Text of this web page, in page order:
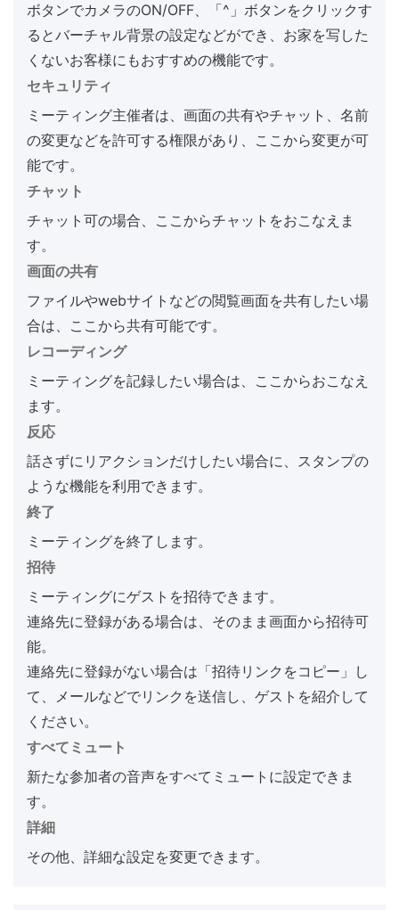
ボタンでカメラのON/OFF、「^」ボタンをクリックす
るとバーチャル背景の設定などができ、お家を写した
くないお客様にもおすすめの機能です。
セキュリティ
ミーティング主催者は、画面の共有やチャット、名前
の変更などを許可する権限があり、ここから変更が可
能です。
チャット
チャット可の場合、ここからチャットをおこなえま
す。
画面の共有
ファイルやwebサイトなどの閲覧画面を共有したい場
合は、ここから共有可能です。
レコーディング
ミーティングを記録したい場合は、ここからおこなえ
ます。
反応
話さずにリアクションだけしたい場合に、スタンプの
ような機能を利用できます。
終了
ミーティングを終了します。
招待
ミーティングにゲストを招待できます。
連絡先に登録がある場合は、そのまま画面から招待可
能。
連絡先に登録がない場合は「招待リンクをコピー」し
て、メールなどでリンクを送信し、ゲストを紹介して
ください。
すべてミュート
新たな参加者の音声をすべてミュートに設定できま
す。
詳細
その他、詳細な設定を変更できます。